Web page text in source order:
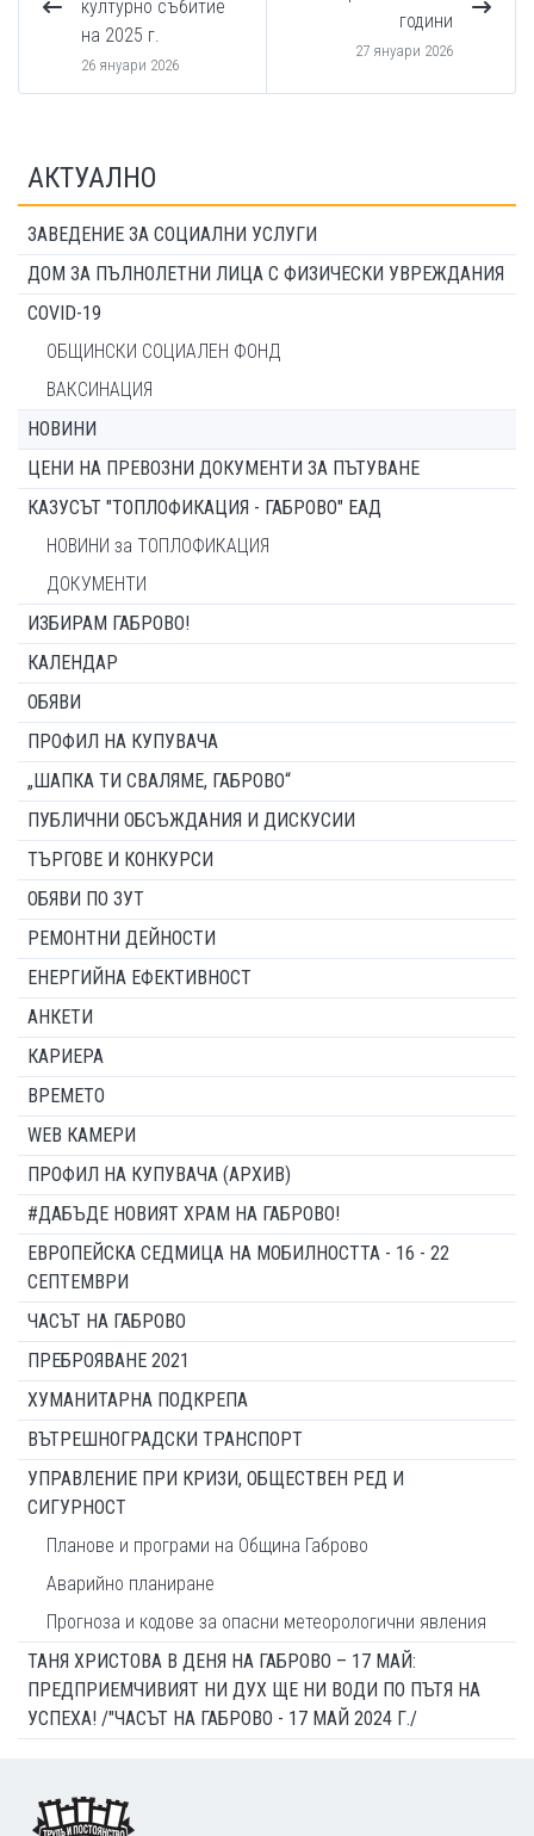
културно събитие
на 2025 г.
26 януари 2026
години
27 януари 2026
АКТУАЛНО
ЗАВЕДЕНИЕ ЗА СОЦИАЛНИ УСЛУГИ
ДОМ ЗА ПЪЛНОЛЕТНИ ЛИЦА С ФИЗИЧЕСКИ УВРЕЖДАНИЯ
COVID-19
ОБЩИНСКИ СОЦИАЛЕН ФОНД
ВАКСИНАЦИЯ
НОВИНИ
ЦЕНИ НА ПРЕВОЗНИ ДОКУМЕНТИ ЗА ПЪТУВАНЕ
КАЗУСЪТ "ТОПЛОФИКАЦИЯ - ГАБРОВО" ЕАД
НОВИНИ за ТОПЛОФИКАЦИЯ
ДОКУМЕНТИ
ИЗБИРАМ ГАБРОВО!
КАЛЕНДАР
ОБЯВИ
ПРОФИЛ НА КУПУВАЧА
„ШАПКА ТИ СВАЛЯМЕ, ГАБРОВО“
ПУБЛИЧНИ ОБСЪЖДАНИЯ И ДИСКУСИИ
ТЪРГОВЕ И КОНКУРСИ
ОБЯВИ ПО ЗУТ
РЕМОНТНИ ДЕЙНОСТИ
ЕНЕРГИЙНА ЕФЕКТИВНОСТ
АНКЕТИ
КАРИЕРА
ВРЕМЕТО
WEB КАМЕРИ
ПРОФИЛ НА КУПУВАЧА (АРХИВ)
#ДАБЪДЕ НОВИЯТ ХРАМ НА ГАБРОВО!
ЕВРОПЕЙСКА СЕДМИЦА НА МОБИЛНОСТТА - 16 - 22
СЕПТЕМВРИ
ЧАСЪТ НА ГАБРОВО
ПРЕБРОЯВАНЕ 2021
ХУМАНИТАРНА ПОДКРЕПА
ВЪТРЕШНОГРАДСКИ ТРАНСПОРТ
УПРАВЛЕНИЕ ПРИ КРИЗИ, ОБЩЕСТВЕН РЕД И
СИГУРНОСТ
Планове и програми на Община Габрово
Аварийно планиране
Прогноза и кодове за опасни метеорологични явления
ТАНЯ ХРИСТОВА В ДЕНЯ НА ГАБРОВО – 17 МАЙ:
ПРЕДПРИЕМЧИВИЯТ НИ ДУХ ЩЕ НИ ВОДИ ПО ПЪТЯ НА
УСПЕХА! /"ЧАСЪТ НА ГАБРОВО - 17 МАЙ 2024 Г./
Footer